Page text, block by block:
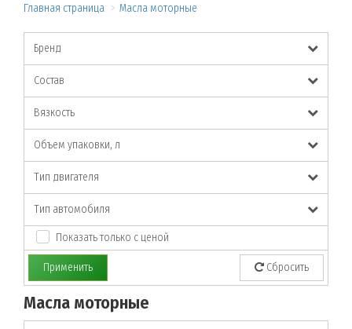
Главная страница Масла моторные
Бренд
Состав
Вязкость
Объем упаковки, л
Тип двигателя
Тип автомобиля
Показать только с ценой
Применить Сбросить
Масла моторные
По заданным параметрам товары не найдены!